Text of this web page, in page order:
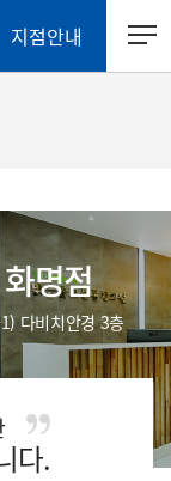
지점안내
화명점
다비치안경 3층
다.